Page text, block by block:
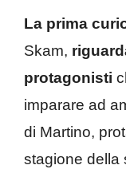
La prima
Skam,
protagonisti
imparare ad
di Martino,
stagione della